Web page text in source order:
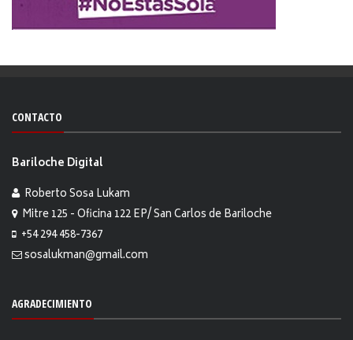
CONTACTO
Bariloche Digital
Roberto Sosa Lukam
Mitre 125 - Oficina 122 EP/ San Carlos de Bariloche
+54 294 458-7367
sosalukman@gmail.com
AGRADECIMIENTO